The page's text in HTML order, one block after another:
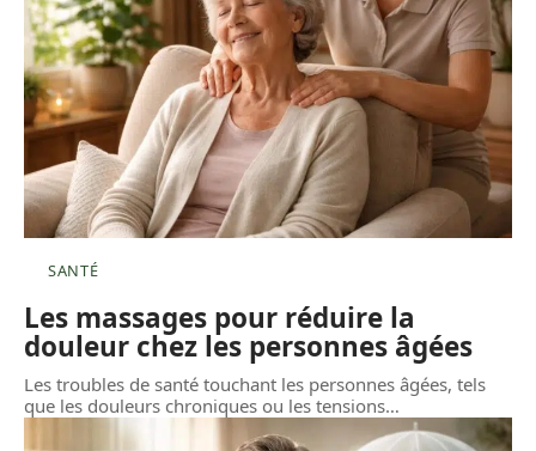
SANTÉ
Les massages pour réduire la
douleur chez les personnes âgées
Les troubles de santé touchant les personnes âgées, tels
que les douleurs chroniques ou les tensions…